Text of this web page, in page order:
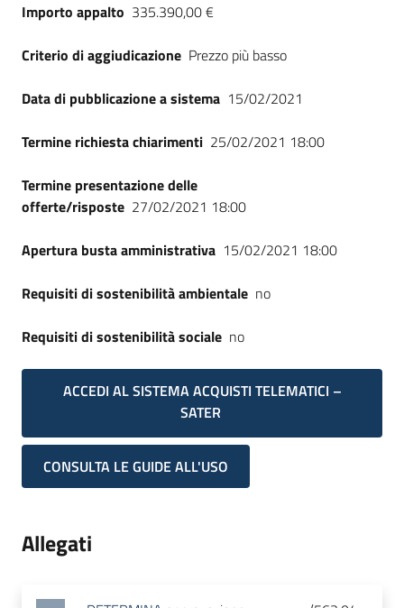
Importo appalto 335.390,00 €
Criterio di aggiudicazione Prezzo più basso
Data di pubblicazione a sistema 15/02/2021
Termine richiesta chiarimenti 25/02/2021 18:00
Termine presentazione delle
offerte/risposte 27/02/2021 18:00
Apertura busta amministrativa 15/02/2021 18:00
Requisiti di sostenibilità ambientale no
Requisiti di sostenibilità sociale no
ACCEDI AL SISTEMA ACQUISTI TELEMATICI –
SATER
CONSULTA LE GUIDE ALL'USO
Allegati